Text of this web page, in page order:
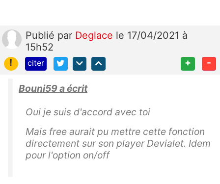
Publié par Deglace le 17/04/2021 à
15h52
!
citer + -
Bouni59 a écrit
Oui je suis d'accord avec toi
Mais free aurait pu mettre cette fonction
directement sur son player Devialet. Idem
pour l'option on/off